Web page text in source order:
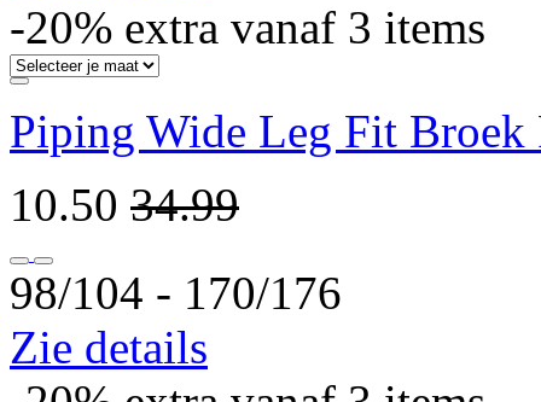
-20% extra vanaf 3 items
Piping Wide Leg Fit Broek
10.50 34.99
98/104 ‐ 170/176
Zie details